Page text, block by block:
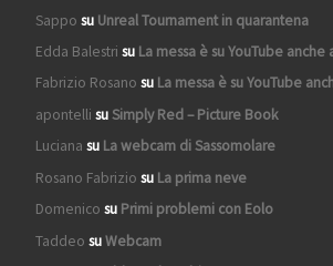
Sappo su Unreal Tournament in quarantena
Edda Balestri su La messa è su YouTube anche
Fabrizio Rosano su La messa è su YouTube
apontelli suSimply Red – Picture Book
Luciana su La webcam di Sassomolare
Rosano Fabrizio su La prima neve
Domenico su Primi problemi con Eolo
Taddeo suWebcam